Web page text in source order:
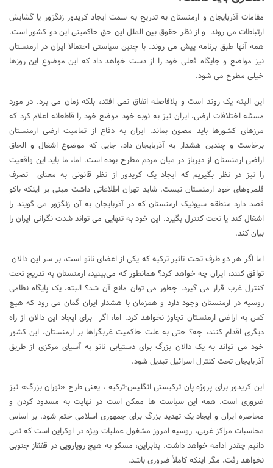
مقامات آذربایجان و ارمنستان به تدریج به سمت ایجاد کریدور زنگزور یا گشایش
ارتباطات می روند و از نظر حقوق بین الملل این حق حاکمیتی این دو کشور است.
همه آنها طبق برنامه پیش می روند. با چنین سیاستی احتمالا ایران در ارمنستان
نیز مواضع و جایگاه فعلی خود را از دست خواهد داد که این موضوع این روزها
خیلی مطرح می شود.
این البته یک روند است و بلافاصله اتفاق نمی افتد، بلکه زمان می برد. در مورد
مسئله اختلافات ارضی، ایران نیز به نوبه خود موضع خود را قاطعانه اعلام کرد که
مرزهای کشورها باید مصون بماند. ایران به دفاع از تمامیت ارضی ارمنستان
برخاست و چندین هشدار به آذربایجان داد، جایی که موضوع اشغال و الحاق
اراضی ارمنستان از دیرباز در میان مردم مطرح بوده است. اما، ما باید این واقعیت
را نیز در نظر بگیریم که ایجاد یک کریدور از نظر قانونی به معنای تصرف
قلمروهای خود ارمنستان نیست. شاید تهران اطلاعاتی داشت مبنی بر اینکه باکو
قصد دارد منطقه سیونیک ارمنستان که در آذربایجان به آن زنگزور می گویند را
اشغال کند یا تحت کنترل بگیرد. این خود به تنهایی می تواند شدت نگرانی ایران را
بیان کند.
اما اگر هر دو طرف تحت تاثیر ترکیه که یکی از اعضای ناتو است، بر سر این دالان
توافق کنند، ایران چه خواهد کرد؟ همانطور که می‌بینید، ارمنستان به تدریج تحت
کنترل غرب قرار می گیرد. چطور می توان مانع آن شد؟ البته، یک پایگاه نظامی
روسیه در ارمنستان وجود دارد و همزمان با هشدار ایران گمان می رود که هیچ
کس به اراضی ارمنستان تجاوز نخواهد کرد. اما، اگر برای ایجاد این دالان از راه
دیگری اقدام کنند، چه؟ حتی به علت حاکمیت غربگراها بر ارمنستان، این کشور
خود می تواند به یک دالان بزرگ برای دستیابی ناتو به آسیای مرکزی از طریق
آذربایجان تحت کنترل اسرائیل تبدیل شود.
این کریدور برای پروژه پان ترکیستی انگلیس-ترکیه ، یعنی طرح «توران بزرگ» نیز
ضروری است. همه این سیاست ها ممکن است در نهایت به مسدود کردن و
محاصره ایران و ایجاد یک تهدید بزرگ برای جمهوری اسلامی ختم شود. بر اساس
محاسبات مراکز غربی، روسیه امروز مشغول عملیات ویژه در اوکراین است که نمی
دانیم چقدر ادامه خواهد داشت. بنابراین، مسکو به هیچ رویارویی در قفقاز جنوبی
نخواهد رفت، مگر اینکه کاملاً ضروری باشد.